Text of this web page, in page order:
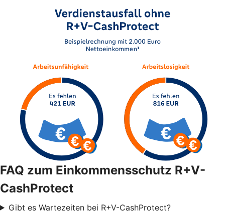
FAQ zum Einkommensschutz R+V-
CashProtect
Gibt es Wartezeiten bei R+V-CashProtect?